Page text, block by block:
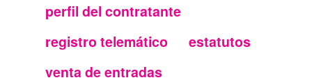
secundario
FMC
perfil del contratante
registro telemático
estatutos
venta de entradas